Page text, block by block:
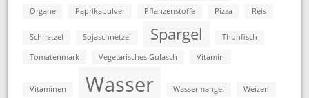
Organe Paprikapulver Pflanzenstoffe Pizza Reis
Schnetzel Sojaschnetzel Spargel Thunfisch
Tomatenmark Vegetarisches Gulasch Vitamin
Vitaminen Wasser Wassermangel Weizen